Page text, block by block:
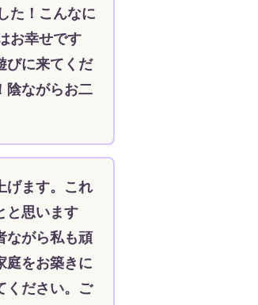
た！こんなに
お幸せです
びに来てくだ
陰ながらお二
げます。これ
と思います
ながら私も頑
庭をお築きに
ください。ご